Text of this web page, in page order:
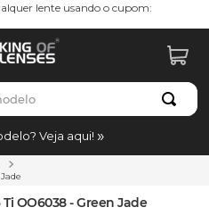
lente usando o cupom:
Veja aqui!
OO6038 - Green Jade